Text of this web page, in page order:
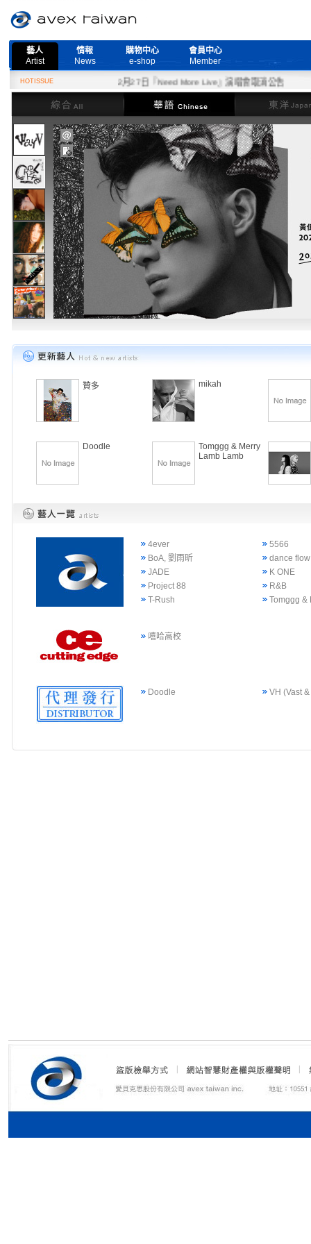
藝人
Artist
情報
News
購物中心
e-shop
會員中心
Member
HOTISSUE
2月27日『Need More Live』演唱會取消公告
綜合
華語 東洋
贊多 mikah
Doodle
Tomggg & Merry
Lamb Lamb
4ever
5566
BoA, 劉雨昕
dance flow
JADE
K ONE
Project 88
R&B
T-Rush
Tomggg &
嘻哈高校
Doodle VH (Vast